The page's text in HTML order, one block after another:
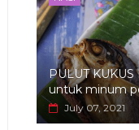
PULUT
untuk minum
July 07, 2021